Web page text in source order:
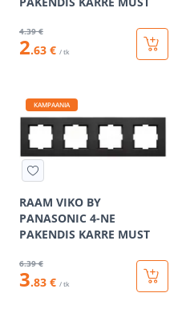
4.39 €
2.63 € / tk
KAMPAANIA
RAAM VIKO BY
PANASONIC 4-NE
PAKENDIS KARRE MUST
6.39 €
3.83 € / tk